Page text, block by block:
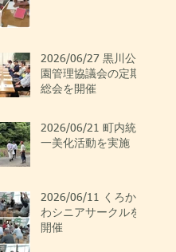
2026/06/27 黒川公
園管理協議会の定期
総会を開催
2026/06/21 町内統
一美化活動を実施
2026/06/11 くろか
わシニアサークルを
開催